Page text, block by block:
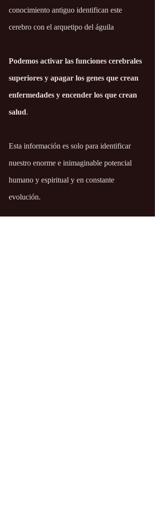
conocimiento antiguo identifican este
cerebro con el arquetipo del águila
Podemos activar las funciones cerebrales
superiores y apagar los genes que crean
enfermedades y encender los que crean
salud.
Esta información es solo para identificar
nuestro enorme e inimaginable potencial
humano y espiritual y en constante
evolución.